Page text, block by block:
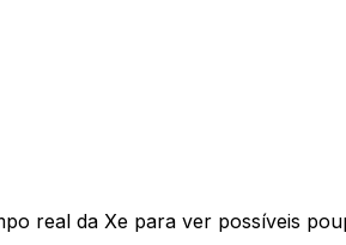
real da Xe para ver possíveis